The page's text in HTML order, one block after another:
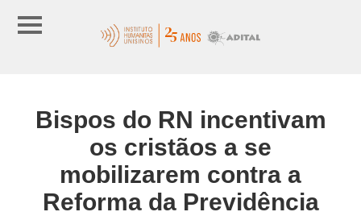
Bispos do RN incentivam
os cristãos a se
mobilizarem contra a
Reforma da Previdência